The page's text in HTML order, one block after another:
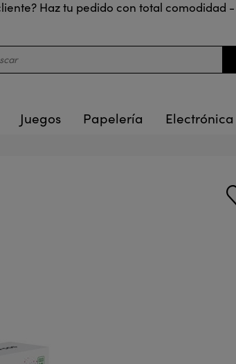
Haz tu pedido con total comodidad -
Juegos Papelería Electrónica